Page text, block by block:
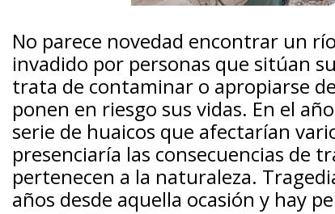
No parece novedad encontrar un
invadido por personas que sitúan
trata de contaminar o apropiarse
ponen en riesgo sus vidas. En el
serie de huaicos que afectarían
presenciaría las consecuencias de
pertenecen a la naturaleza.
años desde aquella ocasión y hay